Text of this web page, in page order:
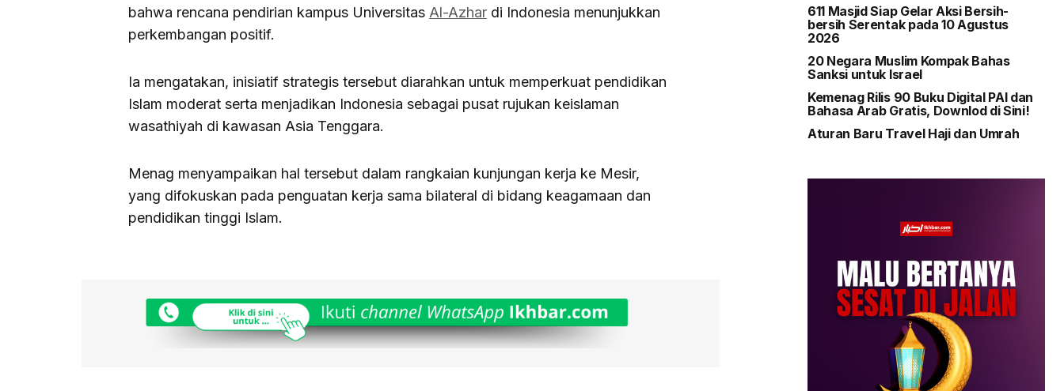
bahwa rencana pendirian kampus Universitas Al-Azhar di Indonesia menunjukkan
perkembangan positif.
Ia mengatakan, inisiatif strategis tersebut diarahkan untuk memperkuat pendidikan
Islam moderat serta menjadikan Indonesia sebagai pusat rujukan keislaman
wasathiyah di kawasan Asia Tenggara.
Menag menyampaikan hal tersebut dalam rangkaian kunjungan kerja ke Mesir,
yang difokuskan pada penguatan kerja sama bilateral di bidang keagamaan dan
pendidikan tinggi Islam.
611 Masjid Siap Gelar Aksi Bersih-
bersih Serentak pada 10 Agustus
2026
20 Negara Muslim Kompak Bahas
Sanksi untuk Israel
Kemenag Rilis 90 Buku Digital PAI dan
Bahasa Arab Gratis, Downlod di Sini!
Aturan Baru Travel Haji dan Umrah